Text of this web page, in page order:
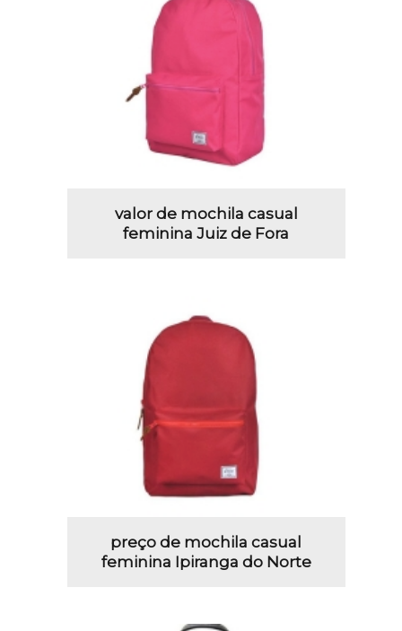
valor de mochila casual
feminina Juiz de Fora
preço de mochila casual
feminina Ipiranga do Norte